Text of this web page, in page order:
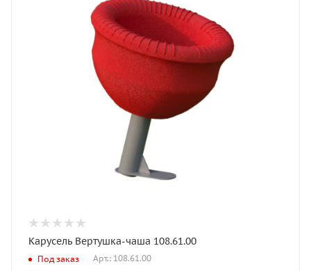
Карусель Вертушка-чаша 108.61.00
Под заказ Арт.: 108.61.00